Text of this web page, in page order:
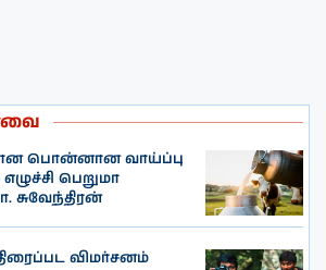
பொன்னான வாய்ப்பு
பெறுமா
விமர்சனம்